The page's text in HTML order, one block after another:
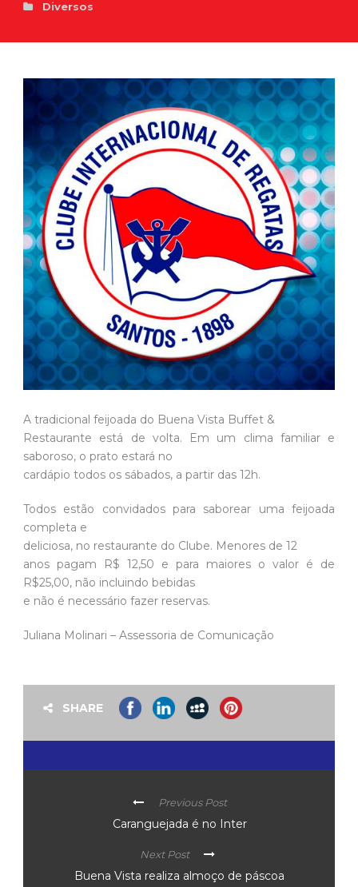
Diversos
A tradicional feijoada do Buena Vista Buffet &
Restaurante está de volta. Em um clima familiar e
saboroso, o prato estará no
cardápio todos os sábados, a partir das 12h.
Todos estão convidados para saborear uma feijoada
completa e
deliciosa, no restaurante do Clube. Menores de 12
anos pagam R$ 12,50 e para maiores o valor é de
R$25,00, não incluindo bebidas
e não é necessário fazer reservas.
Juliana Molinari – Assessoria de Comunicação
SHARE
Previous Post
Caranguejada é no Inter
Next Post
Buena Vista realiza almoço de páscoa